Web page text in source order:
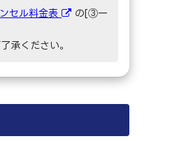
セル料金表
の[③一
承ください。